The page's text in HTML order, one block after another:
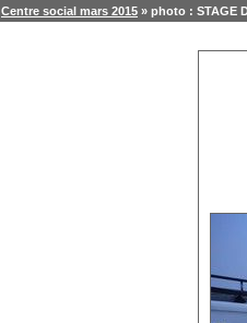
Centre social mars 2015 » photo : STAGE